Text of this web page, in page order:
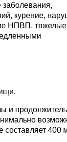
заболевания,
курение,
НПВП, тяжелые
и
400